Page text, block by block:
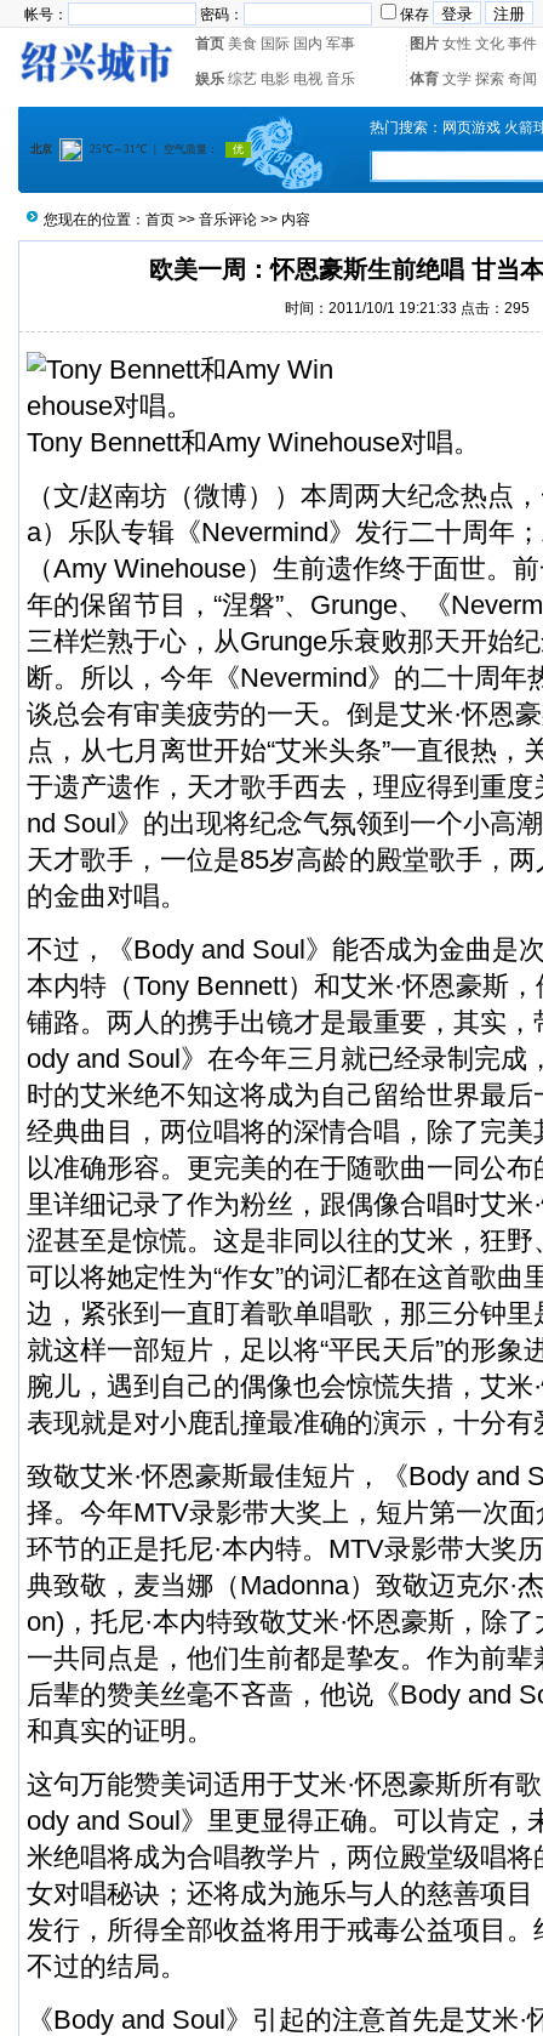
帐号： 密码：
保存
首页 美食 国际 国内 军事 图片 女性 文化 事件
娱乐 综艺 电影 电视 音乐 体育 文学 探索 奇闻
热门搜索： 网页游戏 火箭
您现在的位置： 首页 >> 音乐评论 >> 内容
欧美一周：怀恩豪斯生前绝唱 甘当
时间：2011/10/1 19:21:33 点击： 295
Tony Bennett和Amy Winehouse对唱。
（文/赵南坊（微博））本周两大纪念热点
a）乐队专辑《Nevermind》发行二十周年
（Amy Winehouse）生前遗作终于面世。
年的保留节目，“涅磐”、Grunge、《
三样烂熟于心，从Grunge乐衰败那天开始
断。所以，今年《Nevermind》的二十周年
谈总会有审美疲劳的一天。倒是艾米·怀恩
点，从七月离世开始“艾米头条”一直很热，
于遗产遗作，天才歌手西去，理应得到重
nd Soul》的出现将纪念气氛领到一个小高
天才歌手，一位是85岁高龄的殿堂歌手，
的金曲对唱。
不过，《Body and Soul》能否成为金曲是
本内特（Tony Bennett）和艾米·怀恩豪斯
铺路。两人的携手出镜才是最重要，其实，
ody and Soul》在今年三月就已经录制完成
时的艾米绝不知这将成为自己留给世界最
经典曲目，两位唱将的深情合唱，除了完
以准确形容。更完美的在于随歌曲一同公
里详细记录了作为粉丝，跟偶像合唱时艾米
涩甚至是惊慌。这是非同以往的艾米，狂
可以将她定性为“作女”的词汇都在这首歌曲
边，紧张到一直盯着歌单唱歌，那三分钟
就这样一部短片，足以将“平民天后”的形象
腕儿，遇到自己的偶像也会惊慌失措，艾米
表现就是对小鹿乱撞最准确的演示，十分有
致敬艾米·怀恩豪斯最佳短片，《Body and
择。今年MTV录影带大奖上，短片第一次
环节的正是托尼·本内特。MTV录影带大奖
典致敬，麦当娜（Madonna）致敬迈克尔·
on)，托尼·本内特致敬艾米·怀恩豪斯，除
一共同点是，他们生前都是挚友。作为前
后辈的赞美丝毫不吝啬，他说《Body and
和真实的证明。
这句万能赞美词适用于艾米·怀恩豪斯所有
ody and Soul》里更显得正确。可以肯定，
米绝唱将成为合唱教学片，两位殿堂级唱
女对唱秘诀；还将成为施乐与人的慈善项
发行，所得全部收益将用于戒毒公益项目
不过的结局。
《Body and Soul》引起的注意首先是艾米